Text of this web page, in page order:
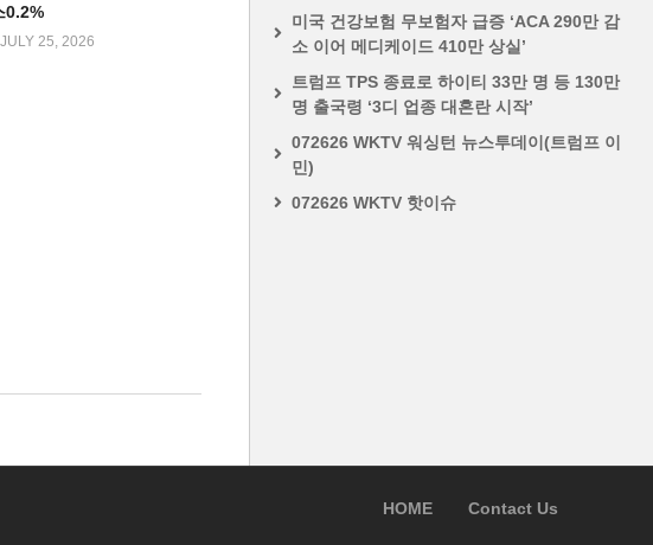
0.2%
JULY 25, 2026
미국 건강보험 무보험자 급증 ‘ACA 290만 감
소 이어 메디케이드 410만 상실’
트럼프 TPS 종료로 하이티 33만 명 등 130만
명 출국령 ‘3디 업종 대혼란 시작’
072626 WKTV 워싱턴 뉴스투데이(트럼프 이
민)
072626 WKTV 핫이슈
HOME Contact Us